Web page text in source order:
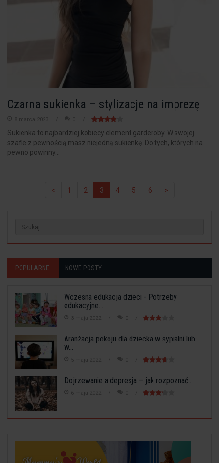
Czarna sukienka – stylizacje na imprezę
8 marca 2023 0
Sukienka to najbardziej kobiecy element garderoby. W swojej
szafie z pewnością masz niejedną sukienkę. Do tych, których na
pewno powinny...
< 1 2 3 4 5 6 >
POPULARNE NOWE POSTY
Wczesna edukacja dzieci - Potrzeby
edukacyjne...
3 maja 2022 0
Aranżacja pokoju dla dziecka w sypialni lub
w...
5 maja 2022 0
Dojrzewanie a depresja – jak rozpoznać...
6 maja 2022 0